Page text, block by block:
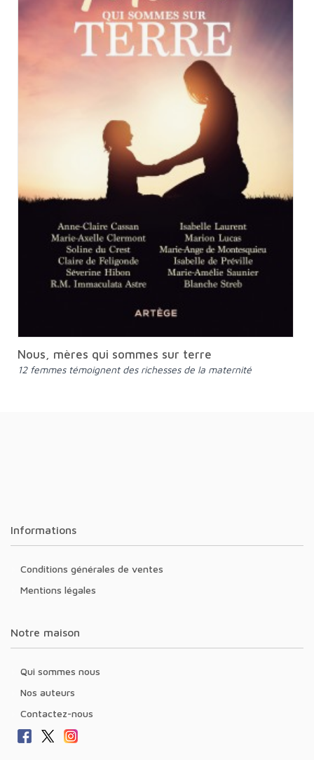
Nous, mères qui sommes sur terre
12 femmes témoignent des richesses de la maternité
Informations
Conditions générales de ventes
Mentions légales
Notre maison
Qui sommes nous
Nos auteurs
Contactez-nous